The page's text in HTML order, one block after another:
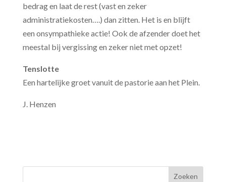
bedrag en laat de rest (vast en zeker
administratiekosten….) dan zitten. Het is en blijft
een onsympathieke actie! Ook de afzender doet het
meestal bij vergissing en zeker niet met opzet!
Tenslotte
Een hartelijke groet vanuit de pastorie aan het Plein.
J. Henzen